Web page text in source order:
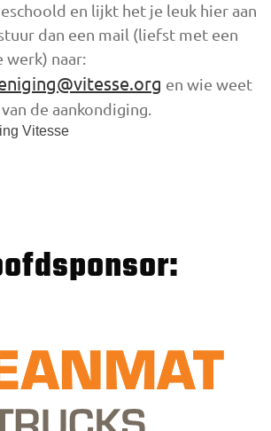
en lijkt het je leuk hier aan
dan een mail (liefst met een
werk) naar:
en wie weet
de aankondiging.
Vitesse